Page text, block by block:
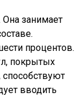
Она занимает
процентов.
покрытых
вводить